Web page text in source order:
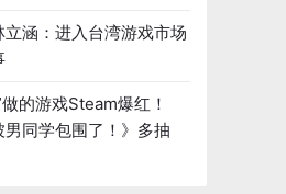
立涵：进入台湾游戏市场
的游戏Steam爆红！
男同学包围了！》多抽